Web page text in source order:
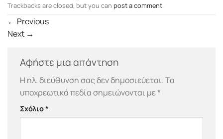
Trackbacks are closed, but you can post a comment.
← Previous
Next →
Αφήστε μια απάντηση
Η ηλ. διεύθυνση σας δεν δημοσιεύεται.Τα
υποχρεωτικά πεδία σημειώνονται με*
Σχόλιο*